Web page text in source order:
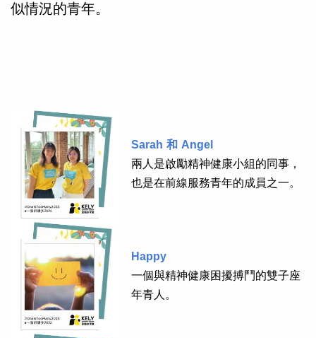
似情況的青年。
Sarah 和 Angel
兩人是啟勵精神健康小組的同事，
也是在前線服務青年的成員之一。
Happy
一個與精神健康困擾搏鬥的雙子座
年青人。